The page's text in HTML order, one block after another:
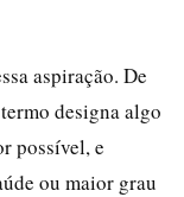
aspiração. De
designa algo
possível, e
ou maior grau